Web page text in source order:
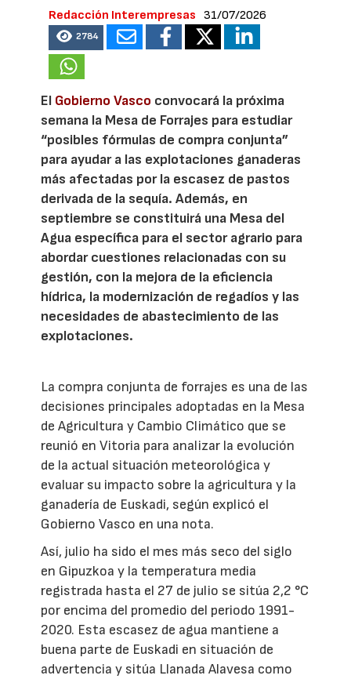
Redacción Interempresas 31/07/2026
2784
El Gobierno Vasco convocará la próxima
semana la Mesa de Forrajes para estudiar
“posibles fórmulas de compra conjunta”
para ayudar a las explotaciones ganaderas
más afectadas por la escasez de pastos
derivada de la sequía. Además, en
septiembre se constituirá una Mesa del
Agua específica para el sector agrario para
abordar cuestiones relacionadas con su
gestión, con la mejora de la eficiencia
hídrica, la modernización de regadíos y las
necesidades de abastecimiento de las
explotaciones.
La compra conjunta de forrajes es una de las
decisiones principales adoptadas en la Mesa
de Agricultura y Cambio Climático que se
reunió en Vitoria para analizar la evolución
de la actual situación meteorológica y
evaluar su impacto sobre la agricultura y la
ganadería de Euskadi, según explicó el
Gobierno Vasco en una nota.
Así, julio ha sido el mes más seco del siglo
en Gipuzkoa y la temperatura media
registrada hasta el 27 de julio se sitúa 2,2 °C
por encima del promedio del periodo 1991-
2020. Esta escasez de agua mantiene a
buena parte de Euskadi en situación de
advertencia y sitúa Llanada Alavesa como